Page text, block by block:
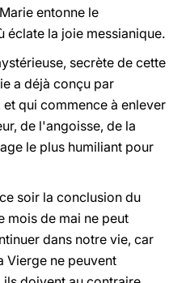
entonne le
éclate la joie messianique.
secrète de cette
a déjà conçu par
qui commence à enlever
de l'angoisse, de la
le plus humiliant pour
soir la conclusion du
mois de mai ne peut
dans notre vie, car
Vierge ne peuvent